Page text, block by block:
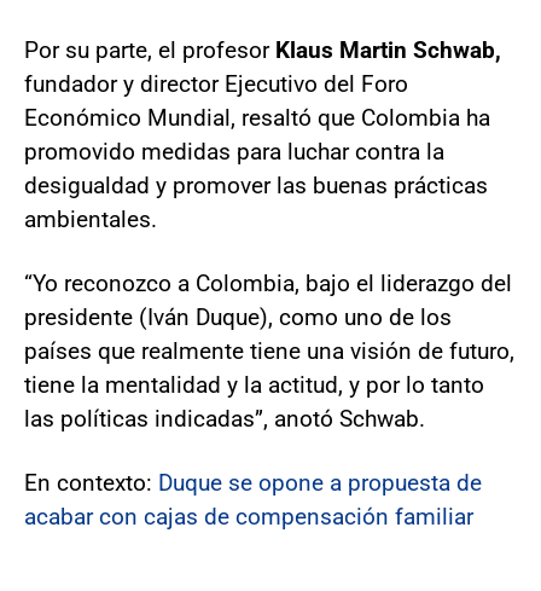
Por su parte, el profesor Klaus Martin Schwab,
fundador y director Ejecutivo del Foro
Económico Mundial, resaltó que Colombia ha
promovido medidas para luchar contra la
desigualdad y promover las buenas prácticas
ambientales.
“Yo reconozco a Colombia, bajo el liderazgo del
presidente (Iván Duque), como uno de los
países que realmente tiene una visión de futuro,
tiene la mentalidad y la actitud, y por lo tanto
las políticas indicadas”, anotó Schwab.
En contexto: Duque se opone a propuesta de
acabar con cajas de compensación familiar